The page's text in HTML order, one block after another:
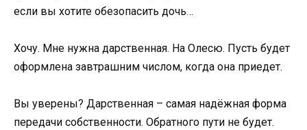
если вы хотите обезопасить дочь…
Хочу. Мне нужна дарственная. На Олесю. Пусть будет
оформлена завтрашним числом, когда она приедет.
Вы уверены? Дарственная – самая надёжная форма
передачи собственности. Обратного пути не будет.